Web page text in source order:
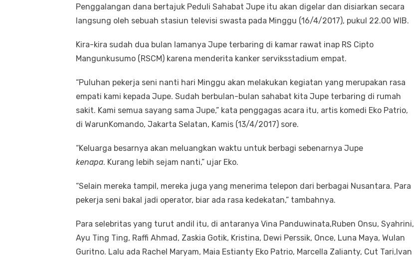
Penggalangan dana bertajuk Peduli Sahabat Jupe itu akan digelar dan disiarkan secara
langsung oleh sebuah stasiun televisi swasta pada Minggu (16/4/2017), pukul 22.00 WIB.
Kira-kira sudah dua bulan lamanya Jupe terbaring di kamar rawat inap RS Cipto
Mangunkusumo (RSCM) karena menderita kanker serviksstadium empat.
“Puluhan pekerja seni nanti hari Minggu akan melakukan kegiatan yang merupakan rasa
empati kami kepada Jupe. Sudah berbulan-bulan sahabat kita Jupe terbaring di rumah
sakit. Kami semua sayang sama Jupe,” kata penggagas acara itu, artis komedi Eko Patrio,
di WarunKomando, Jakarta Selatan, Kamis (13/4/2017) sore.
“Keluarga besarnya akan meluangkan waktu untuk berbagi sebenarnya Jupe
kenapa. Kurang lebih sejam nanti,” ujar Eko.
“Selain mereka tampil, mereka juga yang menerima telepon dari berbagai Nusantara. Para
pekerja seni bakal jadi operator, biar ada rasa kedekatan,” tambahnya.
Para selebritas yang turut andil itu, di antaranya Vina Panduwinata,Ruben Onsu, Syahrini,
Ayu Ting Ting, Raffi Ahmad, Zaskia Gotik, Kristina, Dewi Perssik, Once, Luna Maya, Wulan
Guritno. Lalu ada Rachel Maryam, Maia Estianty Eko Patrio, Marcella Zalianty, Cut Tari,Ivan